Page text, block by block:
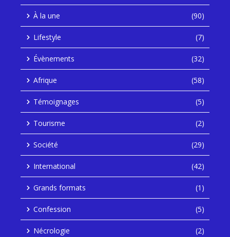
À la une (90)
Lifestyle (7)
Évènements (32)
Afrique (58)
Témoignages (5)
Tourisme (2)
Société (29)
International (42)
Grands formats (1)
Confession (5)
Nécrologie (2)